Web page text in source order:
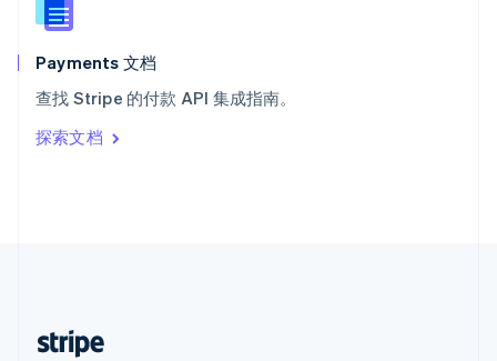
Payments 文档
查找 Stripe 的付款 API 集成指南。
探索文档
English
匈牙利
English
ItalianoEnglish
印度
English